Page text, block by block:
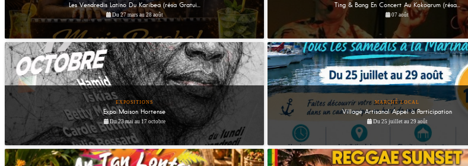
Les Vendredis Latino Du Karibea (résa Gratui...
Du 27 mars au 28 août
Ting & Bang En Concert Au Kokoarum (résa...
07 août
EXPOSITIONS
Expo Maison Hortense
Du 23 mai au 17 octobre
MARCHÉ LOCAL
Village Artisanal Appel à Participation
Du 25 juillet au 29 août